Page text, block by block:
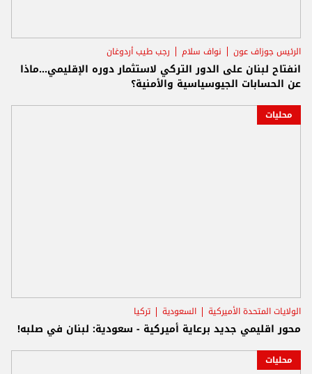
الرئيس جوزاف عون نواف سلام رجب طيب أردوغان
انفتاح لبنان على الدور التركي لاستثمار دوره الإقليمي...ماذا
عن الحسابات الجيوسياسية والأمنية؟
محليات
الولايات المتحدة الأميركية السعودية تركيا
محور اقليمي جديد برعاية أميركية - سعودية: لبنان في صلبه!
محليات